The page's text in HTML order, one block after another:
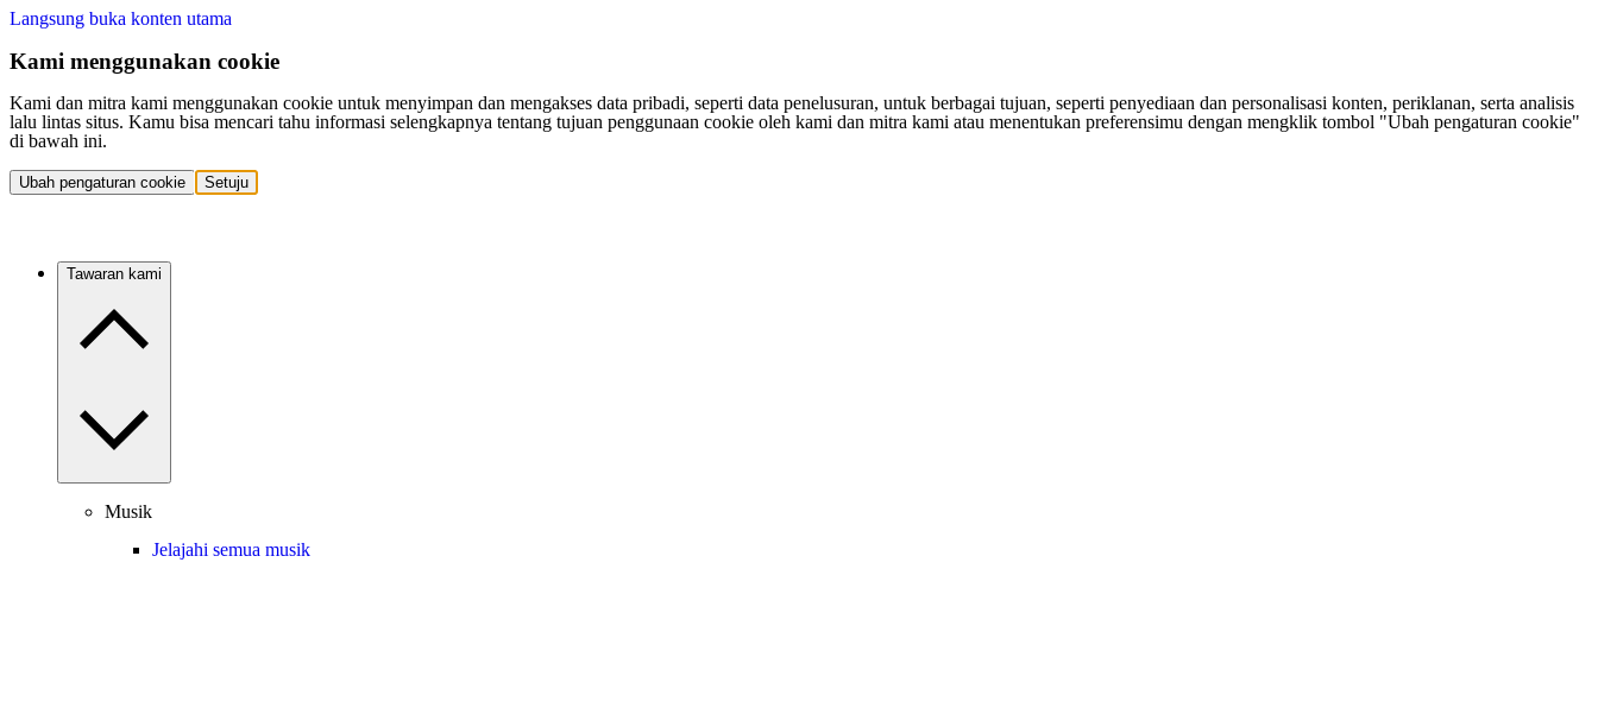
Langsung buka konten utama
Kami menggunakan cookie
Kami dan mitra kami menggunakan cookie untuk menyimpan dan mengakses data pribadi, seperti data penelusuran, untuk berbagai tujuan, seperti penyediaan dan personalisasi konten, periklanan, serta analisis
lalu lintas situs. Kamu bisa mencari tahu informasi selengkapnya tentang tujuan penggunaan cookie oleh kami dan mitra kami atau menentukan preferensimu dengan mengklik tombol "Ubah pengaturan cookie"
di bawah ini.
Ubah pengaturan cookie Setuju
Tawaran kami
Musik
Jelajahi semua musik